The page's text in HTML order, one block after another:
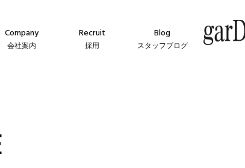
Company
会社案内
Recruit
採用
Blog
スタッフブログ